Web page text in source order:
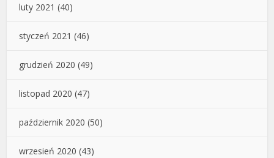
luty 2021 (40)
styczeń 2021 (46)
grudzień 2020 (49)
listopad 2020 (47)
październik 2020 (50)
wrzesień 2020 (43)